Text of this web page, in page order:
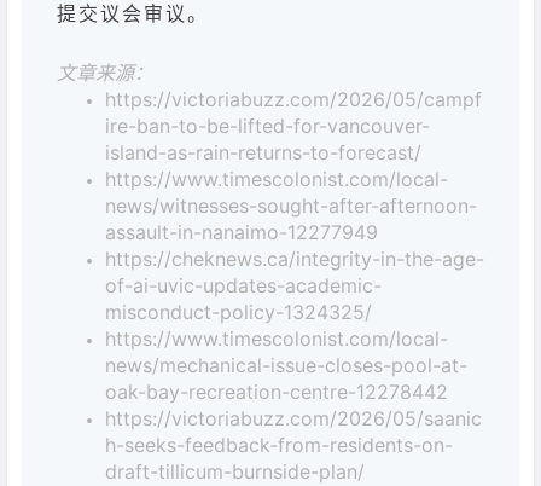
提交议会审议。
文章来源：
https://victoriabuzz.com/2026/05/campf
ire-ban-to-be-lifted-for-vancouver-
island-as-rain-returns-to-forecast/
https://www.timescolonist.com/local-
news/witnesses-sought-after-afternoon-
assault-in-nanaimo-12277949
https://cheknews.ca/integrity-in-the-age-
of-ai-uvic-updates-academic-
misconduct-policy-1324325/
https://www.timescolonist.com/local-
news/mechanical-issue-closes-pool-at-
oak-bay-recreation-centre-12278442
https://victoriabuzz.com/2026/05/saanic
h-seeks-feedback-from-residents-on-
draft-tillicum-burnside-plan/